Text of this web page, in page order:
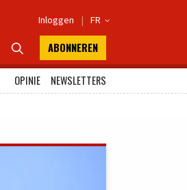
Inloggen | FR 
 ABONNEREN
OPINIE
NEWSLETTERS